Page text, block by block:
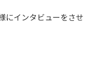
にインタビューをさせ